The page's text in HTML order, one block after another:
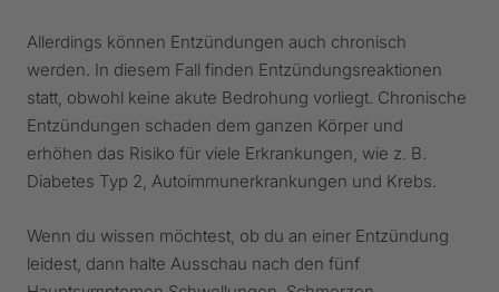
Allerdings können Entzündungen auch chronisch
werden. In diesem Fall finden Entzündungsreaktionen
statt, obwohl keine akute Bedrohung vorliegt. Chronische
Entzündungen schaden dem ganzen Körper und
erhöhen das Risiko für viele Erkrankungen, wie z. B.
Diabetes Typ 2, Autoimmunerkrankungen und Krebs.
Wenn du wissen möchtest, ob du an einer Entzündung
leidest, dann halte Ausschau nach den fünf